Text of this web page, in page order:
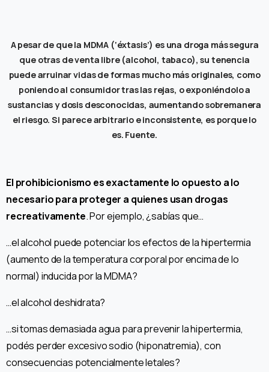
A pesar de que la MDMA (‘éxtasis’) es una droga más segura
que otras de venta libre (alcohol, tabaco), su tenencia
puede arruinar vidas de formas mucho más originales, como
poniendo al consumidor tras las rejas, o exponiéndolo a
sustancias y dosis desconocidas, aumentando sobremanera
el riesgo. Si parece arbitrario e inconsistente, es porque lo
es. Fuente.
El prohibicionismo es exactamente lo opuesto a lo
necesario para proteger a quienes usan drogas
recreativamente. Por ejemplo, ¿sabías que…
…el alcohol puede potenciar los efectos de la hipertermia
(aumento de la temperatura corporal por encima de lo
normal) inducida por la MDMA?
…el alcohol deshidrata?
…si tomas demasiada agua para prevenir la hipertermia,
podés perder excesivo sodio (hiponatremia), con
consecuencias potencialmente letales?